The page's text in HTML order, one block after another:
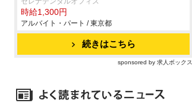
時給1,300円
アルバイト・パート / 東京都
続きはこちら
sponsored by 求人ボックス